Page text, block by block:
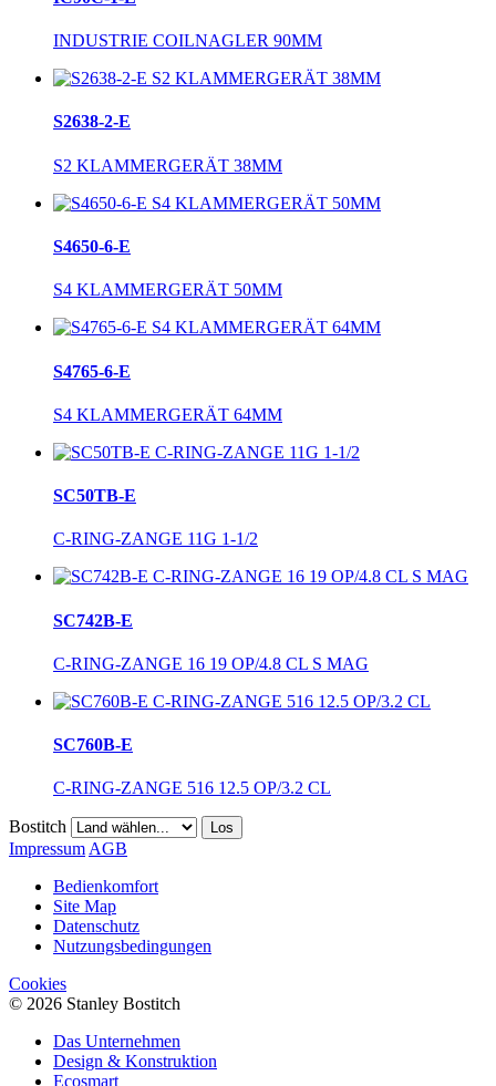
INDUSTRIE COILNAGLER 90MM
S2638-2-E
S2 KLAMMERGERÄT 38MM
S4650-6-E
S4 KLAMMERGERÄT 50MM
S4765-6-E
S4 KLAMMERGERÄT 64MM
SC50TB-E
C-RING-ZANGE 11G 1-1/2
SC742B-E
C-RING-ZANGE 16 19 OP/4.8 CL S MAG
SC760B-E
C-RING-ZANGE 516 12.5 OP/3.2 CL
Bostitch Los
Impressum AGB
Bedienkomfort
Site Map
Datenschutz
Nutzungsbedingungen
Cookies
© 2026 Stanley Bostitch
Das Unternehmen
Design & Konstruktion
Ecosmart